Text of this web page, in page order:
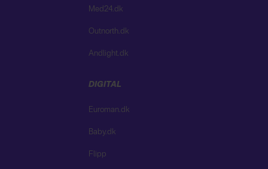
Med24.dk
Outnorth.dk
Andlight.dk
DIGITAL
Euroman.dk
Baby.dk
Flipp